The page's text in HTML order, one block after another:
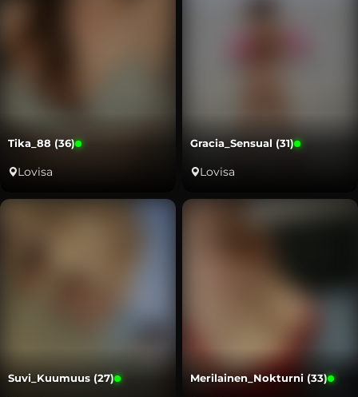
Tika_88 (36)
Lovisa
Gracia_Sensual (31)
Lovisa
Suvi_Kuumuus (27) Merilainen_Nokturni (33)